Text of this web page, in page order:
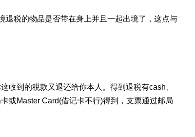
退税的物品是否带在身上并且一起出境了，这点与
收到的税款又退还给你本人。得到退税有cash、
或Master Card(借记卡不行)得到，支票通过邮局